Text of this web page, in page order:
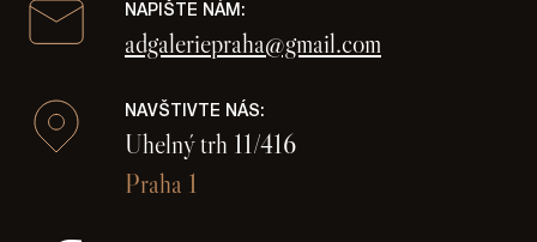
NAPIŠTE NÁM:
adgaleriepraha@gmail.com
NAVŠTIVTE NÁS:
Uhelný trh 11/416
Praha 1